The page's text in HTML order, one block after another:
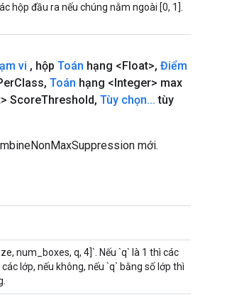
hộp đầu ra nếu chúng nằm ngoài [0, 1].
vi , hộp Toán hạng <Float>, Điểm
Class, Toán hạng <Integer> max
ScoreThreshold, Tùy chọn... tùy
mới.
num_boxes, q, 4]`. Nếu `q` là 1 thì các
lớp, nếu không, nếu `q` bằng số lớp thì